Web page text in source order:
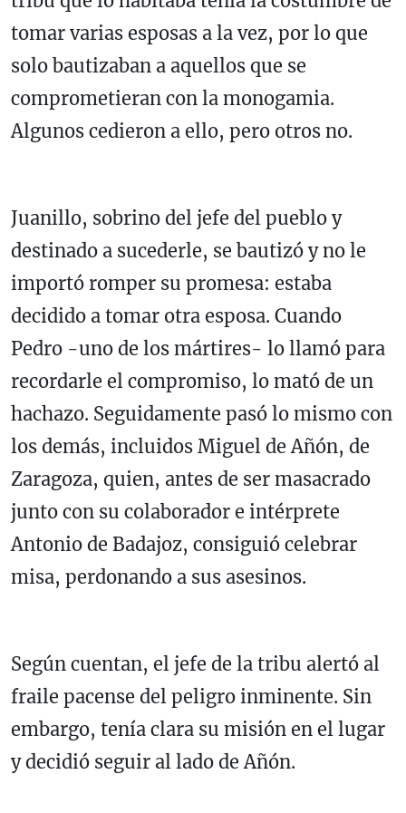
tomar varias esposas a la vez, por lo que
solo bautizaban a aquellos que se
comprometieran con la monogamia.
Algunos cedieron a ello, pero otros no.
Juanillo, sobrino del jefe del pueblo y
destinado a sucederle, se bautizó y no le
importó romper su promesa: estaba
decidido a tomar otra esposa. Cuando
Pedro -uno de los mártires- lo llamó para
recordarle el compromiso, lo mató de un
hachazo. Seguidamente pasó lo mismo con
los demás, incluidos Miguel de Añón, de
Zaragoza, quien, antes de ser masacrado
junto con su colaborador e intérprete
Antonio de Badajoz, consiguió celebrar
misa, perdonando a sus asesinos.
Según cuentan, el jefe de la tribu alertó al
fraile pacense del peligro inminente. Sin
embargo, tenía clara su misión en el lugar
y decidió seguir al lado de Añón.